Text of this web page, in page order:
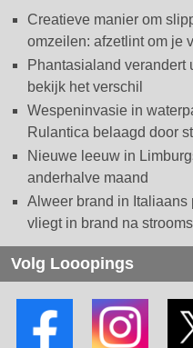
Creatieve manier om
omzeilen: afzetlint om je
Phantasialand verandert
bekijk het verschil
Wespeninvasie in
Rulantica belaagd door
Nieuwe leeuw in
anderhalve maand
Alweer brand in Italiaans
vliegt in brand na
Volg Looopings